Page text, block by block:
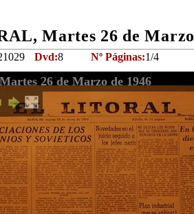
Martes 26 de
Dvd:8 Nº Páginas:1/4
26 de Marzo de 1946